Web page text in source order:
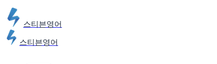
스티븐영어
스티븐영어